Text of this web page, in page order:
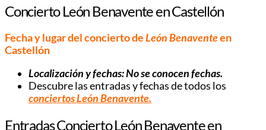
Concierto León Benavente en Castellón
Fecha y lugar del concierto deLeón Benaventeen
Castellón
Localización y fechas: No se conocen fechas.
Descubre las entradas y fechas de todos los
conciertosLeón Benavente.
Entradas Concierto León Benavente en